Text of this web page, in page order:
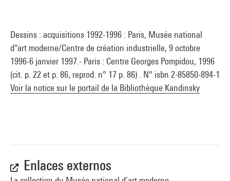
Dessins : acquisitions 1992-1996 : Paris, Musée national
d''art moderne/Centre de création industrielle, 9 octobre
1996-6 janvier 1997.- Paris : Centre Georges Pompidou, 1996
(cit. p. 22 et p. 86, reprod. n° 17 p. 86) . N° isbn 2-85850-894-1
Voir la notice sur le portail de la Bibliothèque Kandinsky
Enlaces externos